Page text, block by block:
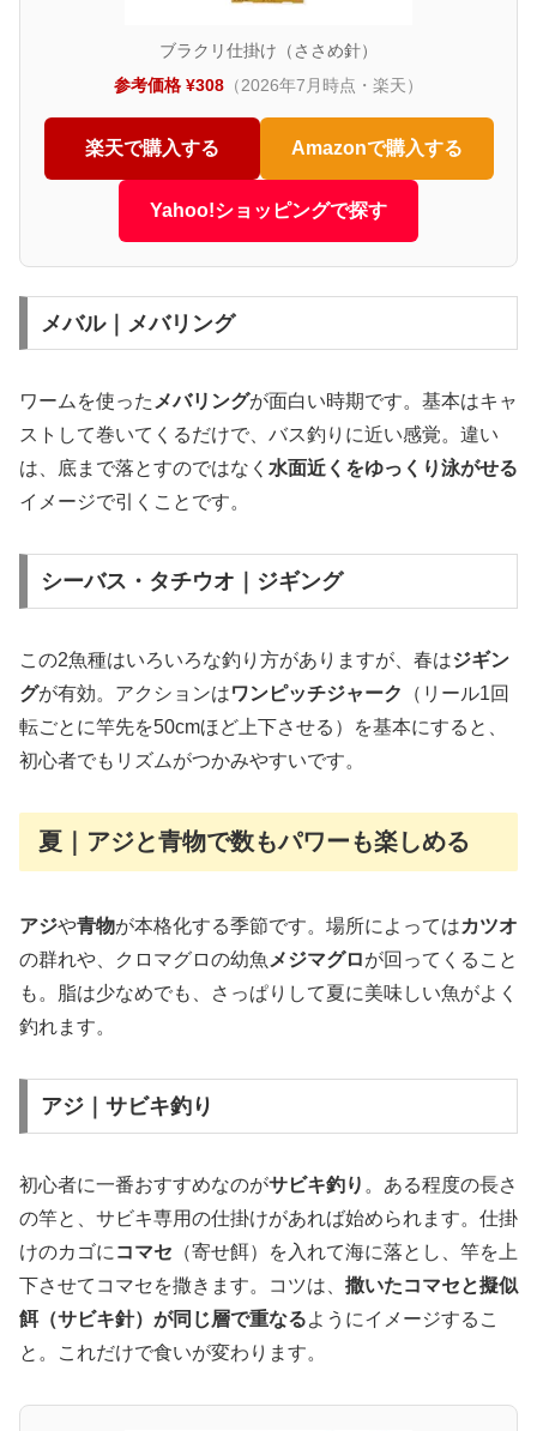
ブラクリ仕掛け（ささめ針）
参考価格 ¥308 （2026年7月時点・楽天）
楽天で購入する Amazonで購入する
Yahoo!ショッピングで探す
メバル｜メバリング
ワームを使ったメバリングが面白い時期です。基本はキャ
ストして巻いてくるだけで、バス釣りに近い感覚。違い
は、底まで落とすのではなく 水面近くをゆっくり泳がせる
イメージで引くことです。
シーバス・タチウオ｜ジギング
この2魚種はいろいろな釣り方がありますが、春はジギン
グが有効。アクションはワンピッチジャーク
（リール1回
転ごとに竿先を50cmほど上下させる）を基本にすると、
初心者でもリズムがつかみやすいです。
夏｜アジと青物で数もパワーも楽しめる
アジや青物が本格化する季節です。場所によってはカツオ
の群れや、クロマグロの幼魚 メジマグロが回ってくること
も。脂は少なめでも、さっぱりして夏に美味しい魚がよく
釣れます。
アジ｜サビキ釣り
初心者に一番おすすめなのがサビキ釣り 。ある程度の長さ
の竿と、サビキ専用の仕掛けがあれば始められます。仕掛
けのカゴに コマセ （寄せ餌）を入れて海に落とし、竿を上
下させてコマセを撒きます。コツは、 撒いたコマセと擬似
餌（サビキ針）が同じ層で重なるようにイメージするこ
と。これだけで食いが変わります。